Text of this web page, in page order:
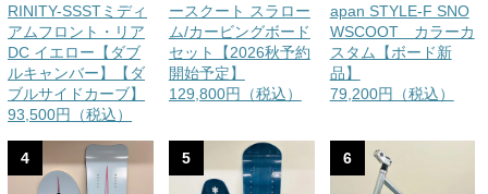
RINITY-SSSTミディ
アムフロント・リア
DC イエロー【ダブ
ルキャンバー】【ダ
ブルサイドカーブ】
93,500円（税込）
ースクート スラロー
ム/カービングボード
セット【2026秋予約
開始予定】
129,800円（税込）
apan STYLE-F SNO
WSCOOT カラーカ
スタム【ボード新
品】
79,200円（税込）
4 5 6